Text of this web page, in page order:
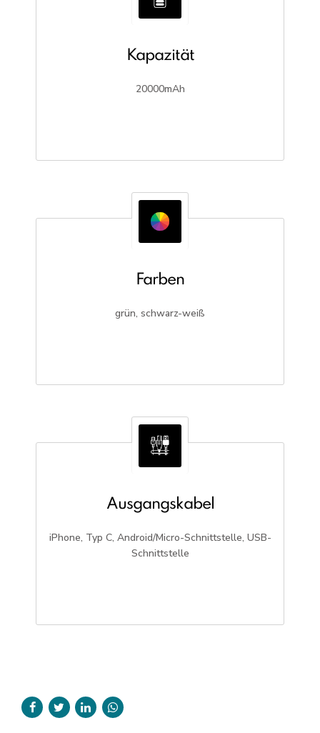
Kapazität
20000mAh
Farben
grün, schwarz-weiß
Ausgangskabel
iPhone, Typ C, Android/Micro-Schnittstelle, USB-
Schnittstelle